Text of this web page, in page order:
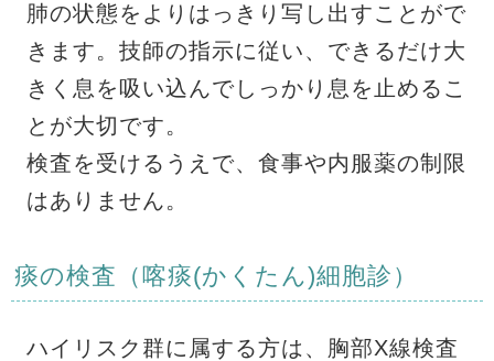
肺の状態をよりはっきり写し出すことがで
きます。技師の指示に従い、できるだけ大
きく息を吸い込んでしっかり息を止めるこ
とが大切です。
検査を受けるうえで、食事や内服薬の制限
はありません。
痰の検査（喀痰(かくたん)細胞診）
ハイリスク群に属する方は、胸部X線検査